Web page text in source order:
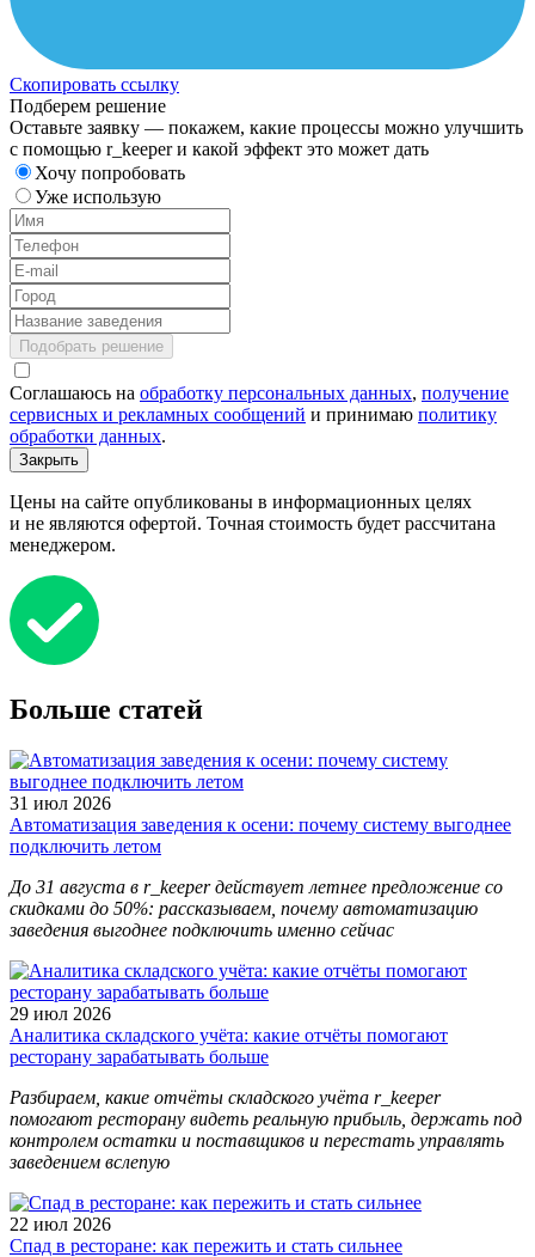
Скопировать ссылку
Подберем решение
Оставьте заявку — покажем, какие процессы можно улучшить
с помощью r_keeper и какой эффект это может дать
Хочу попробовать
Уже использую
Подобрать решение
Соглашаюсь на обработку персональных данных, получение
сервисных и рекламных сообщений и принимаю политику
обработки данных.
Закрыть
Цены на сайте опубликованы в информационных целях
и не являются офертой. Точная стоимость будет рассчитана
менеджером.
Больше статей
31 июл 2026
Автоматизация заведения к осени: почему систему выгоднее
подключить летом
До 31 августа в r_keeper действует летнее предложение со
скидками до 50%: рассказываем, почему автоматизацию
заведения выгоднее подключить именно сейчас
29 июл 2026
Аналитика складского учёта: какие отчёты помогают
ресторану зарабатывать больше
Разбираем, какие отчёты складского учёта r_keeper
помогают ресторану видеть реальную прибыль, держать под
контролем остатки и поставщиков и перестать управлять
заведением вслепую
22 июл 2026
Спад в ресторане: как пережить и стать сильнее